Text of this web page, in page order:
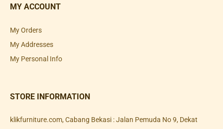
MY ACCOUNT
My Orders
My Addresses
My Personal Info
STORE INFORMATION
klikfurniture.com, Cabang Bekasi : Jalan Pemuda No 9, Dekat